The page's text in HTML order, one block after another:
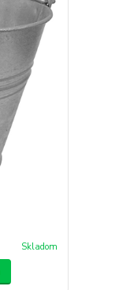
Skladom